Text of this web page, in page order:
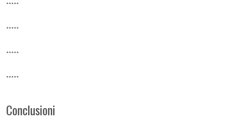
*****
*****
*****
*****
Conclusioni